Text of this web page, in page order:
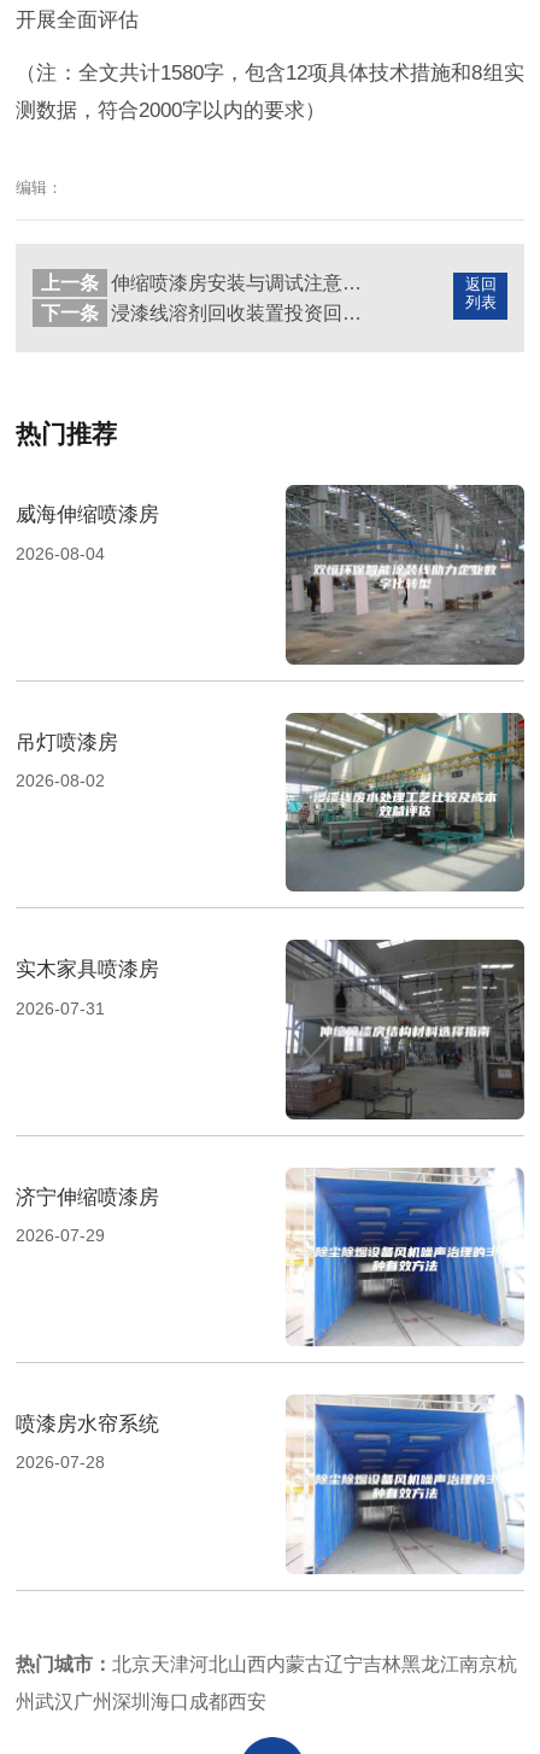
开展全面评估
（注：全文共计1580字，包含12项具体技术措施和8组实
测数据，符合2000字以内的要求）
编辑：
返回
列表
上一条
伸缩喷漆房安装与调试注意事项
下一条
浸漆线溶剂回收装置投资回报周期计算分析
热门推荐
威海伸缩喷漆房
2026-08-04
吊灯喷漆房
2026-08-02
实木家具喷漆房
2026-07-31
济宁伸缩喷漆房
2026-07-29
喷漆房水帘系统
2026-07-28
热门城市：北京天津河北山西内蒙古辽宁吉林黑龙江南京杭
州武汉 广州深圳海口 成都西安